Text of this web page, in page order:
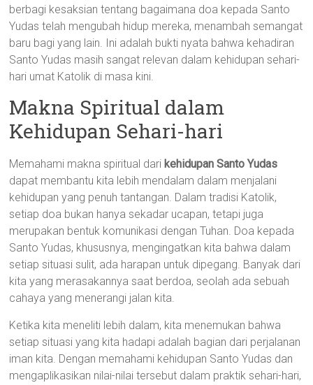
berbagi kesaksian tentang bagaimana doa kepada Santo
Yudas telah mengubah hidup mereka, menambah semangat
baru bagi yang lain. Ini adalah bukti nyata bahwa kehadiran
Santo Yudas masih sangat relevan dalam kehidupan sehari-
hari umat Katolik di masa kini.
Makna Spiritual dalam
Kehidupan Sehari-hari
Memahami makna spiritual dari kehidupan Santo Yudas
dapat membantu kita lebih mendalam dalam menjalani
kehidupan yang penuh tantangan. Dalam tradisi Katolik,
setiap doa bukan hanya sekadar ucapan, tetapi juga
merupakan bentuk komunikasi dengan Tuhan. Doa kepada
Santo Yudas, khususnya, mengingatkan kita bahwa dalam
setiap situasi sulit, ada harapan untuk dipegang. Banyak dari
kita yang merasakannya saat berdoa, seolah ada sebuah
cahaya yang menerangi jalan kita.
Ketika kita meneliti lebih dalam, kita menemukan bahwa
setiap situasi yang kita hadapi adalah bagian dari perjalanan
iman kita. Dengan memahami kehidupan Santo Yudas dan
mengaplikasikan nilai-nilai tersebut dalam praktik sehari-hari,